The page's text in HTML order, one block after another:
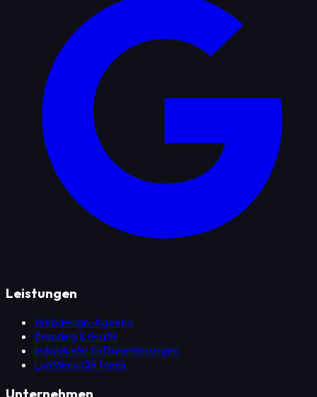
Leistungen
Webdesign-Agentur
Branding & Grafik
Individuelle Softwarelösungen
LynMenu QR Menü
Unternehmen